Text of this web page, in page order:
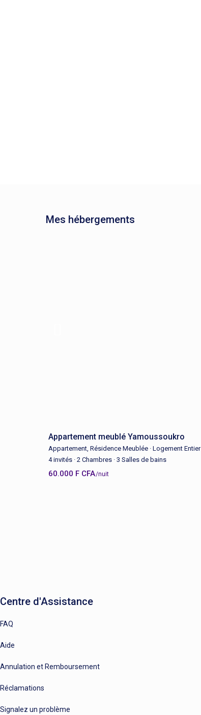
Mes hébergements
Appartement meublé Yamoussoukro
Appartement, Résidence Meublée · Logement Entier
4 invités · 2 Chambres · 3 Salles de bains
60.000 F CFA/nuit
Centre d'Assistance
FAQ
Aide
Annulation et Remboursement
Réclamations
Signalez un problème